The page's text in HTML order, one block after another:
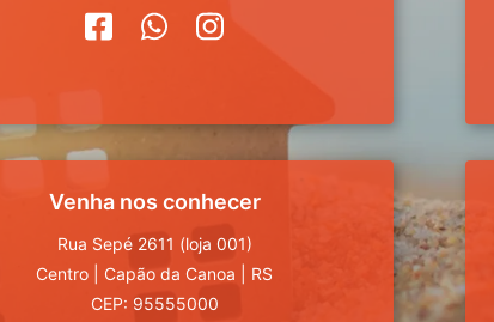
Venha nos conhecer
Rua Sepé 2611 (loja 001)
Centro
Capão da Canoa
RS
CEP: 95555000